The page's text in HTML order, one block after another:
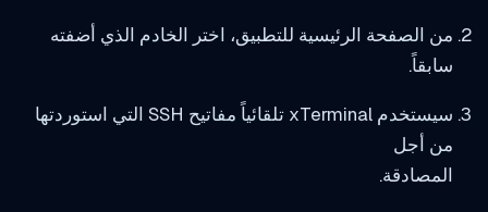
من الصفحة الرئيسية للتطبيق، اختر الخادم الذي أضفته
سابقاً.
سيستخدم xTerminal تلقائياً مفاتيح SSH التي استوردتها
من أجل
المصادقة.